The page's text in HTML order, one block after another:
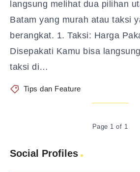
langsung melihat dua pilihan
Batam yang murah atau taksi
berangkat. 1. Taksi: Harga
Disepakati Kamu bisa
taksi di…
Tips dan Feature
Page 1 of 1
Social Profiles